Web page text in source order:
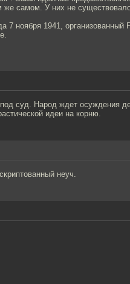
же самом. У них не
7 ноября 1941,
суд. Народ ждет осуждения
идеи на корню.
неуч.